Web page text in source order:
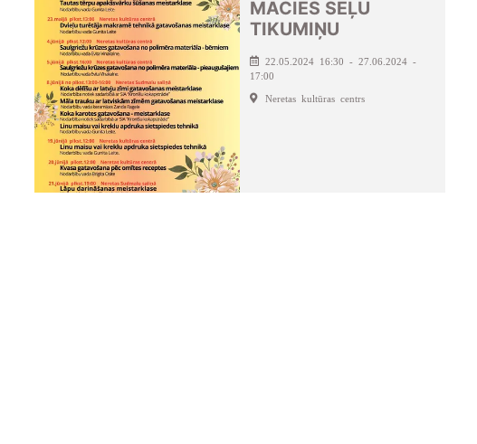
MĀCIES SĒĻU
TIKUMIŅU
22.05.2024 16:30 - 27.06.2024 -
17:00
Neretas kultūras centrs